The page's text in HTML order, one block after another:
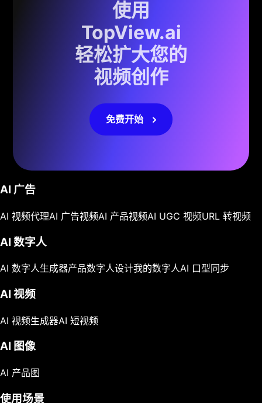
使用
TopView.ai
轻松扩大您的
视频创作
免费开始
AI 广告
AI 视频代理AI 广告视频AI 产品视频AI UGC 视频URL 转视频
AI 数字人
AI 数字人生成器产品数字人设计我的数字人AI 口型同步
AI 视频
AI 视频生成器AI 短视频
AI 图像
AI 产品图
使用场景